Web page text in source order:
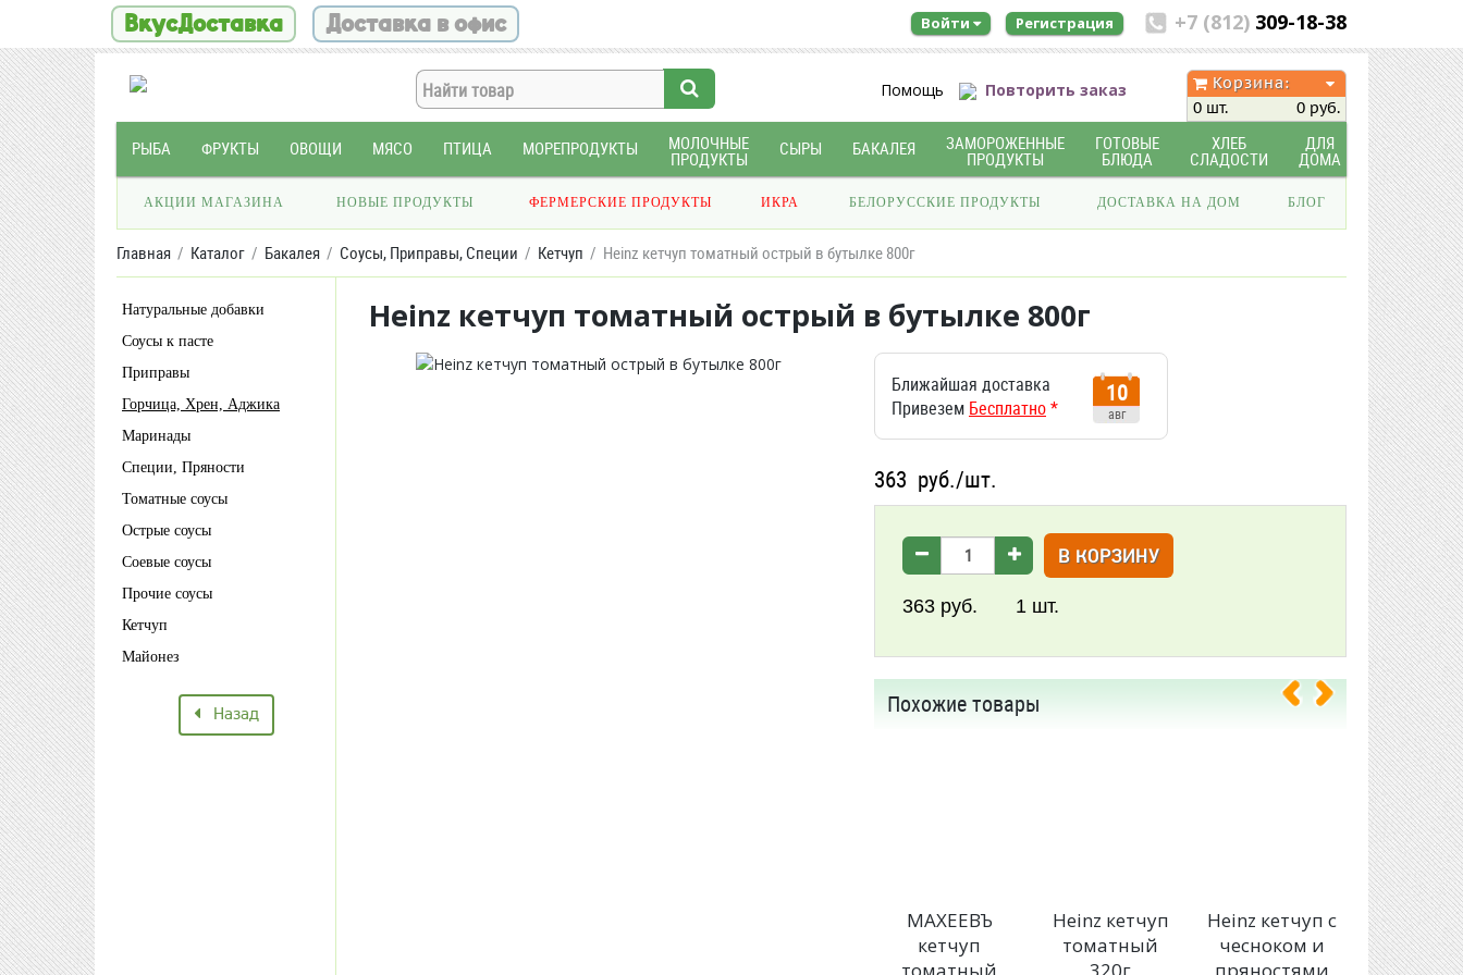
ВкусДоставка Доставка в офис +7 (812) 309-18-38
Войти Регистрация
Помощь Повторить заказ
Корзина:
0 шт.
0 руб.
РЫБА ФРУКТЫ ОВОЩИ МЯСО ПТИЦА МОРЕПРОДУКТЫ МОЛОЧНЫЕ
ПРОДУКТЫ
СЫРЫ БАКАЛЕЯ ЗАМОРОЖЕННЫЕ
ПРОДУКТЫ
ГОТОВЫЕ
БЛЮДА
ХЛЕБ
СЛАДОСТИ
ДЛЯ
ДОМА
АКЦИИ МАГАЗИНА НОВЫЕ ПРОДУКТЫ ФЕРМЕРСКИЕ ПРОДУКТЫ ИКРА БЕЛОРУССКИЕ ПРОДУКТЫ ДОСТАВКА НА ДОМ БЛОГ
Главная Каталог Бакалея Соусы, Приправы, Специи Кетчуп Heinz кетчуп томатный острый в бутылке 800г
Натуральные добавки
Соусы к пасте
Приправы
Горчица, Хрен, Аджика
Маринады
Специи, Пряности
Томатные соусы
Острые соусы
Соевые соусы
Прочие соусы
Кетчуп
Майонез
Назад
Heinz кетчуп томатный острый в бутылке 800г
Ближайшая доставка
Привезем Бесплатно*
10
авг
363 руб./шт.
В КОРЗИНУ
363 руб. 1 шт.
Похожие товары
МАХЕЕВЪ
кетчуп
Heinz кетчуп
томатный
Heinz кетчуп с
чесноком и
Heinz
для